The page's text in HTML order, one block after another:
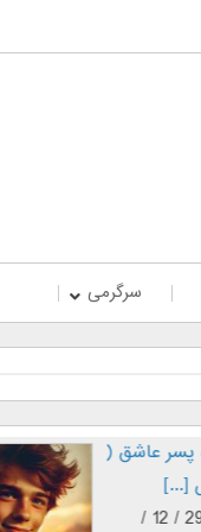
سرگرمی
طرز نگاه پسر عاشق (
بر اساس [...]
تاریخ :
29 / 12 /